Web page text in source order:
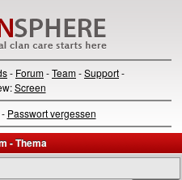
- Forum-Team-Support-
Screen
- Passwort vergessen
- Thema